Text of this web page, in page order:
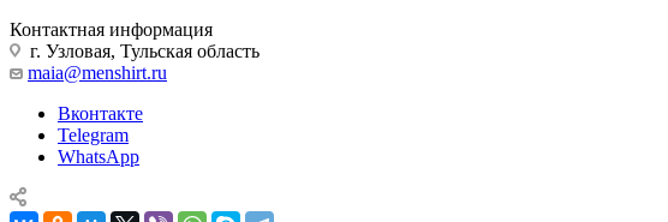
Контактная информация
г. Узловая, Тульская область
maia@menshirt.ru
Вконтакте
Telegram
WhatsApp